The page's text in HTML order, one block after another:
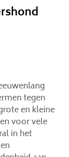
tegen
en kleine
voor vele
in het